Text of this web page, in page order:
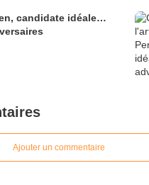
candidate idéale…
Ajouter un commentaire